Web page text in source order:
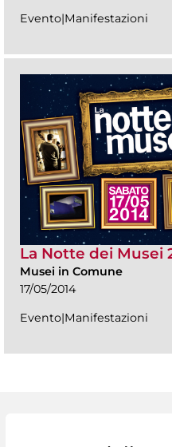
Evento|Manifestazioni
La Notte dei Musei
Musei in Comune
17/05/2014
Evento|Manifestazioni